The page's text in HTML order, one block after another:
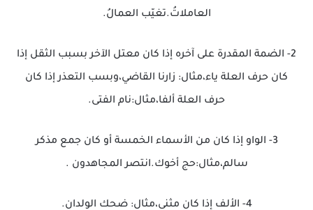
العاملاتُ.تغيّب العمالُ.
2- الضمة المقدرة على آخره إذا كان معتل الآخر بسبب الثقل إذا
كان حرف العلة ياء،مثال: زارنا القاضي،وبسب التعذر إذا كان
حرف العلة ألفا،مثال:نام الفتى.
3- الواو إذا كان من الأسماء الخمسة أو كان جمع مذكر
سالم،مثال:حج أخوك.انتصر المجاهدون .
4- الألف إذا كان مثنى،مثال: ضحك الولدان.